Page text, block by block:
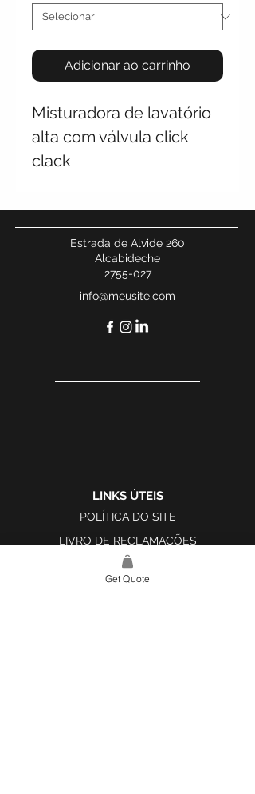
Adicionar ao carrinho
Misturadora de lavatório
alta com válvula click
clack
Estrada de Alvide 260
Alcabideche
2755-027
info@meusite.com
LINKS ÚTEIS
POLÍTICA DO SITE
LIVRO DE RECLAMAÇÕES
Get Quote